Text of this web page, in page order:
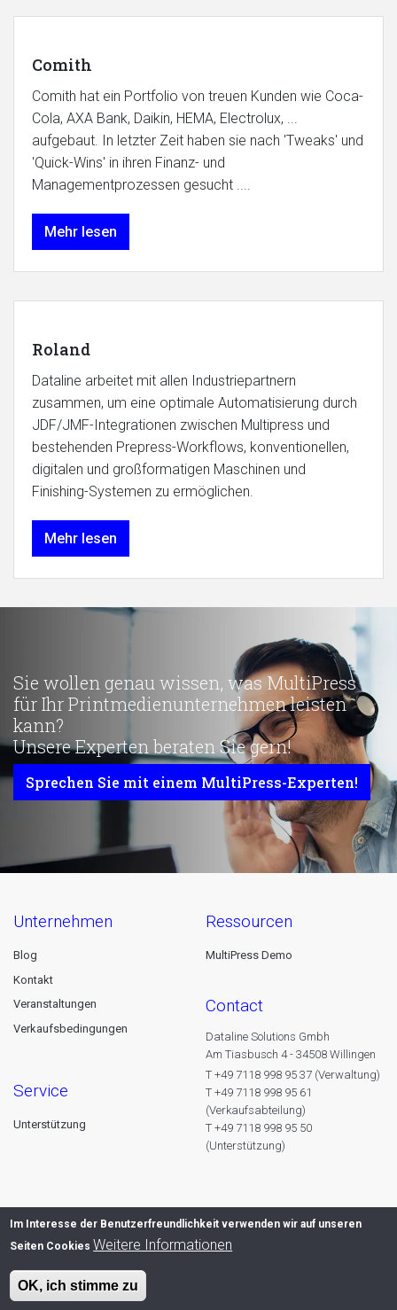
Comith
Comith hat ein Portfolio von treuen Kunden wie Coca-
Cola, AXA Bank, Daikin, HEMA, Electrolux, ...
aufgebaut. In letzter Zeit haben sie nach 'Tweaks' und
'Quick-Wins' in ihren Finanz- und
Managementprozessen gesucht ....
Mehr lesen
Roland
Dataline arbeitet mit allen Industriepartnern
zusammen, um eine optimale Automatisierung durch
JDF/JMF-Integrationen zwischen Multipress und
bestehenden Prepress-Workflows, konventionellen,
digitalen und großformatigen Maschinen und
Finishing-Systemen zu ermöglichen.
Mehr lesen
Sie wollen genau wissen, was MultiPress
für Ihr Printmedienunternehmen leisten
kann?
Unsere Experten beraten Sie gern!
Sprechen Sie mit einem MultiPress-Experten!
unternehmen
Blog
Kontakt
Veranstaltungen
Verkaufsbedingungen
service
Unterstützung
ressourcen
MultiPress Demo
contact
Dataline Solutions Gmbh
Am Tiasbusch 4 - 34508 Willingen
T +49 7118 998 95 37 (Verwaltung)
T +49 7118 998 95 61
(Verkaufsabteilung)
T +49 7118 998 95 50
(Unterstützung)
© 2026 Dataline nv. All rights reserved -
Im Interesse der Benutzerfreundlichkeit verwenden wir auf unseren
Seiten Cookies Weitere Informationen
OK, ich stimme zu